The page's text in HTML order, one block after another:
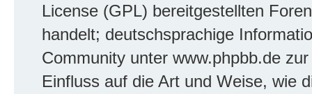
License (GPL) bereitgestellten
handelt; deutschsprachige
Community unter www.phpbb.de
Einfluss auf die Art und Weise, wie